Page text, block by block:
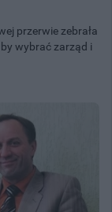
przerwie zebrała
wybrać zarząd i